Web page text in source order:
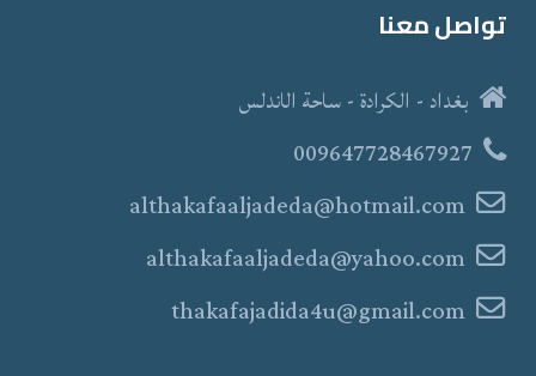
تواصل معنا
بغداد - الكرادة - ساحة الاندلس
009647728467927
althakafaaljadeda@hotmail.com
althakafaaljadeda@yahoo.com
thakafajadida4u@gmail.com